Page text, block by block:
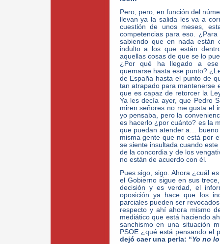
Pero, pero, en función del
llevan ya la salida les va a
cuestión de unos meses,
competencias para eso.
sabiendo que en nada
indulto a los que están
aquellas cosas de que se lo
¿Por qué ha llegado a ese
quemarse hasta ese punto?
de España hasta el punto de
tan atrapado para mantenerse
que es capaz de retorcer la
Ya les decía ayer, que Pedro
miren señores no me gusta el
yo pensaba, pero la
es hacerlo ¿por cuánto? es la
que puedan atender a…
misma gente que no está por
se siente insultada cuando
de la concordia y de los
no están de acuerdo con él.
Pues sigo, sigo. Ahora ¿cuál
el Gobierno sigue en sus
decisión y es verdad, el
oposición ya hace que los
parciales pueden ser
respecto y ahí ahora mismo
mediático que está haciendo
sanchismo en una situación
PSOE ¿qué está pensando el
dejó caer una perla: “Yo no